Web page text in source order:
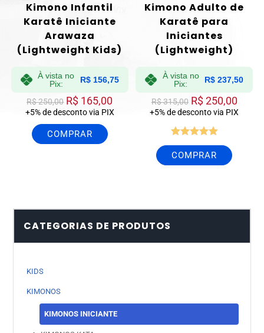
Kimono Infantil
Karatê Iniciante
Arawaza
(Lightweight Kids)
À vista no
Pix:
R$156,75
R$250,00 R$ 165,00
+5% de desconto via PIX
COMPRAR
Kimono Adulto de
Karatê para
Iniciantes
(Lightweight)
À vista no
Pix:
R$ 237,50
R$315,00 R$250,00
+5% de desconto via PIX
Avaliação
5.00de 5
COMPRAR
CATEGORIAS DE PRODUTOS
KIDS
KIMONOS
KIMONOS INICIANTE